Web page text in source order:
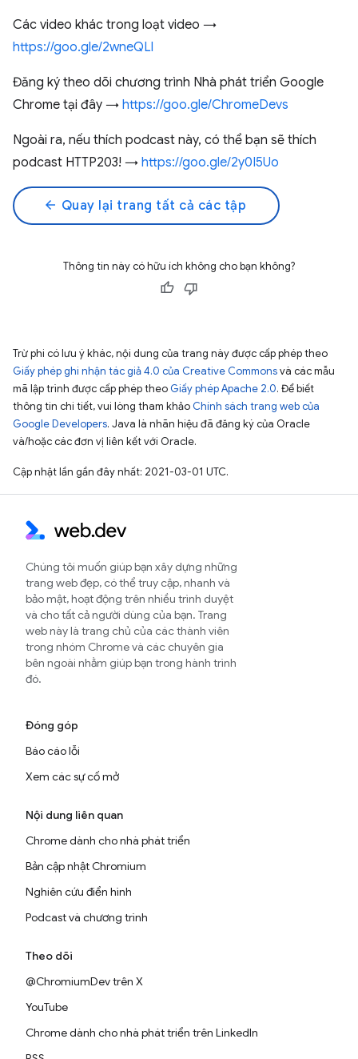
Các video khác trong loạt video →
https://goo.gle/2wneQLl
Đăng ký theo dõi chương trình Nhà phát triển Google
Chrome tại đây → https://goo.gle/ChromeDevs
Ngoài ra, nếu thích podcast này, có thể bạn sẽ thích
podcast HTTP203! → https://goo.gle/2y0I5Uo
arrow_back Quay lại trang tất cả các tập
Thông tin này có hữu ích không cho bạn không?
Trừ phi có lưu ý khác, nội dung của trang này được cấp phép theo
Giấy phép ghi nhận tác giả 4.0 của Creative Commonsvà các mẫu
mã lập trình được cấp phép theo Giấy phép Apache 2.0. Để biết
thông tin chi tiết, vui lòng tham khảo Chính sách trang web của
Google Developers. Java là nhãn hiệu đã đăng ký của Oracle
và/hoặc các đơn vị liên kết với Oracle.
Cập nhật lần gần đây nhất: 2021-03-01 UTC.
Chúng tôi muốn giúp bạn xây dựng những
trang web đẹp, có thể truy cập, nhanh và
bảo mật, hoạt động trên nhiều trình duyệt
và cho tất cả người dùng của bạn. Trang
web này là trang chủ của các thành viên
trong nhóm Chrome và các chuyên gia
bên ngoài nhằm giúp bạn trong hành trình
đó.
Đóng góp
Báo cáo lỗi
Xem các sự cố mở
Nội dung liên quan
Chrome dành cho nhà phát triển
Bản cập nhật Chromium
Nghiên cứu điển hình
Podcast và chương trình
Theo dõi
@ChromiumDev trên X
YouTube
Chrome dành cho nhà phát triển trên LinkedIn